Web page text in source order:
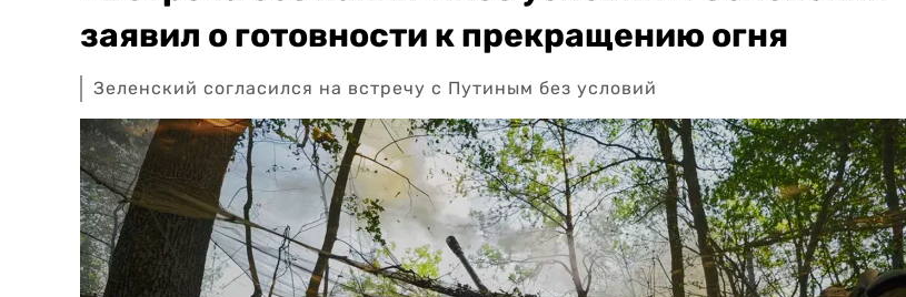
заявил о готовности к прекращению огня
Зеленский согласился на встречу с Путиным без условий